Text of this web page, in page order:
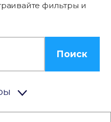
фильтры и
Поиск